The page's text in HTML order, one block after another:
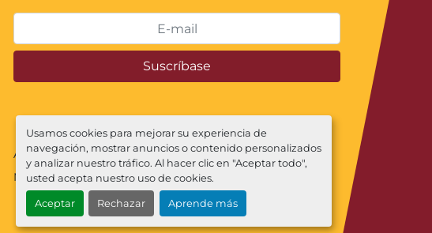
Usamos cookies para mejorar su experiencia de
navegación, mostrar anuncios o contenido personalizados
y analizar nuestro tráfico. Al hacer clic en "Aceptar todo",
usted acepta nuestro uso de cookies.
Aceptar Rechazar Aprende más
Suscríbase
Administrar cookies
Machinio Systemsitio web deMachinio